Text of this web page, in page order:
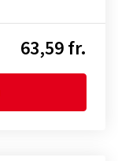
63,59 fr.